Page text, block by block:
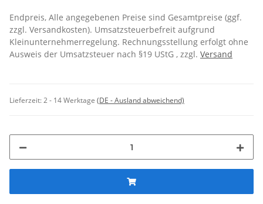
Endpreis, Alle angegebenen Preise sind Gesamtpreise (ggf.
zzgl. Versandkosten). Umsatzsteuerbefreit aufgrund
Kleinunternehmerregelung. Rechnungsstellung erfolgt ohne
Ausweis der Umsatzsteuer nach §19 UStG , zzgl. Versand
Lieferzeit:2 - 14 Werktage (DE - Ausland abweichend)